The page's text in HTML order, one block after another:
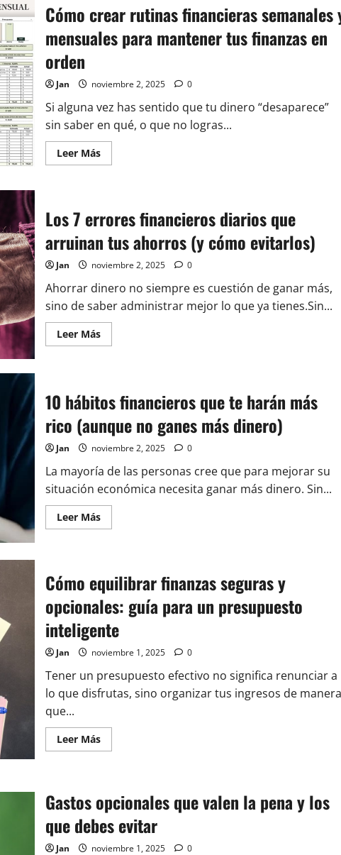
fondo
de
emergencia:
el
la
financiera
Cómo crear rutinas financieras semanales
mensuales para mantener tus finanzas en
orden
Jan noviembre 2, 2025 0
Si alguna vez has sentido que tu dinero “desaparece”
sin saber en qué, o que no logras...
Leer MásLeer
más
financieras
semanales
y
mensuales
para
mantener
tus
finanzas
en
orden
Los 7 errores financieros diarios que
arruinan tus ahorros (y cómo evitarlos)
Jan noviembre 2, 2025 0
Ahorrar dinero no siempre es cuestión de ganar más,
sino de saber administrar mejor lo que ya tienes.Sin...
Leer MásLeer
más
financieros
diarios
que
arruinan
tus
ahorros
cómo
evitarlos)
10 hábitos financieros que te harán más
rico (aunque no ganes más dinero)
Jan noviembre 2, 2025 0
La mayoría de las personas cree que para mejorar su
situación económica necesita ganar más dinero. Sin...
Leer MásLeer
más
financieros
que
te
harán
más
rico
(aunque
ganes
dinero)
Cómo equilibrar finanzas seguras y
opcionales: guía para un presupuesto
inteligente
Jan noviembre 1, 2025 0
Tener un presupuesto efectivo no significa renunciar a
lo que disfrutas, sino organizar tus ingresos de manera
que...
Leer MásLeer
más
finanzas
seguras
y
opcionales:
guía
para
Gastos opcionales que valen la pena y los
que debes evitar
Jan noviembre 1, 2025 0